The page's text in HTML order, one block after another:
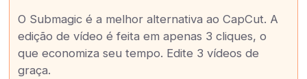
O Submagic é a melhor alternativa ao CapCut. A
edição de vídeo é feita em apenas 3 cliques, o
que economiza seu tempo. Edite 3 vídeos de
graça.